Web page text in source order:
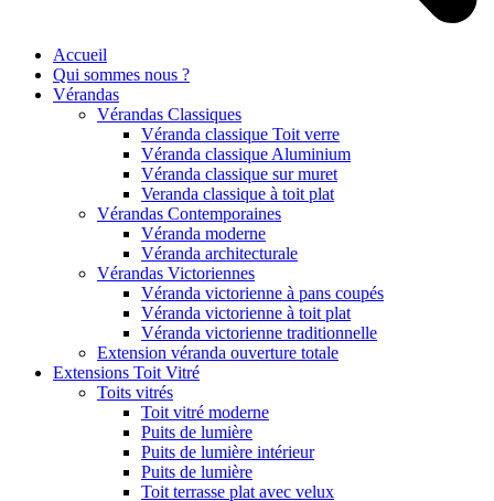
Accueil
Qui sommes nous ?
Vérandas
Vérandas Classiques
Véranda classique Toit verre
Véranda classique Aluminium
Véranda classique sur muret
Veranda classique à toit plat
Vérandas Contemporaines
Véranda moderne
Véranda architecturale
Vérandas Victoriennes
Véranda victorienne à pans coupés
Véranda victorienne à toit plat
Véranda victorienne traditionnelle
Extension véranda ouverture totale
Extensions Toit Vitré
Toits vitrés
Toit vitré moderne
Puits de lumière
Puits de lumière intérieur
Puits de lumière
Toit terrasse plat avec velux